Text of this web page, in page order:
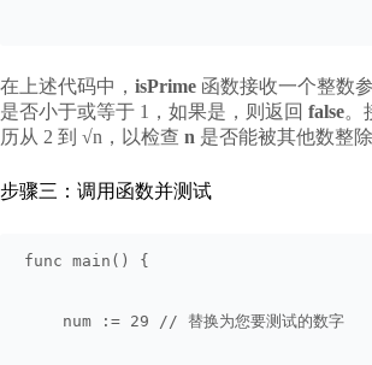
在上述代码中， isPrime 函数接收一个整数
是否小于或等于 1，如果是，则返回 false。
历从 2 到 √n，以检查 n 是否能被其他数整除
步骤三：调用函数并测试
func main() {
    num := 29 // 替换为您要测试的数字